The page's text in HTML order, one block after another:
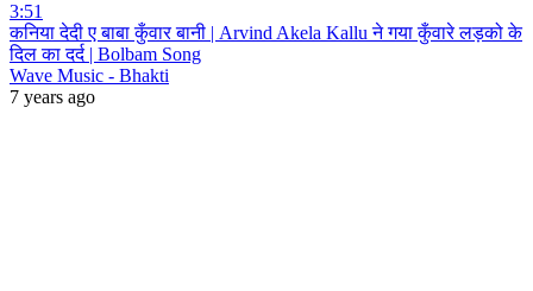
3:51
कनिया देदी ए बाबा कुँवार बानी | Arvind Akela Kallu ने गया कुँवारे लड़को के
दिल का दर्द | Bolbam Song
Wave Music - Bhakti
7 years ago